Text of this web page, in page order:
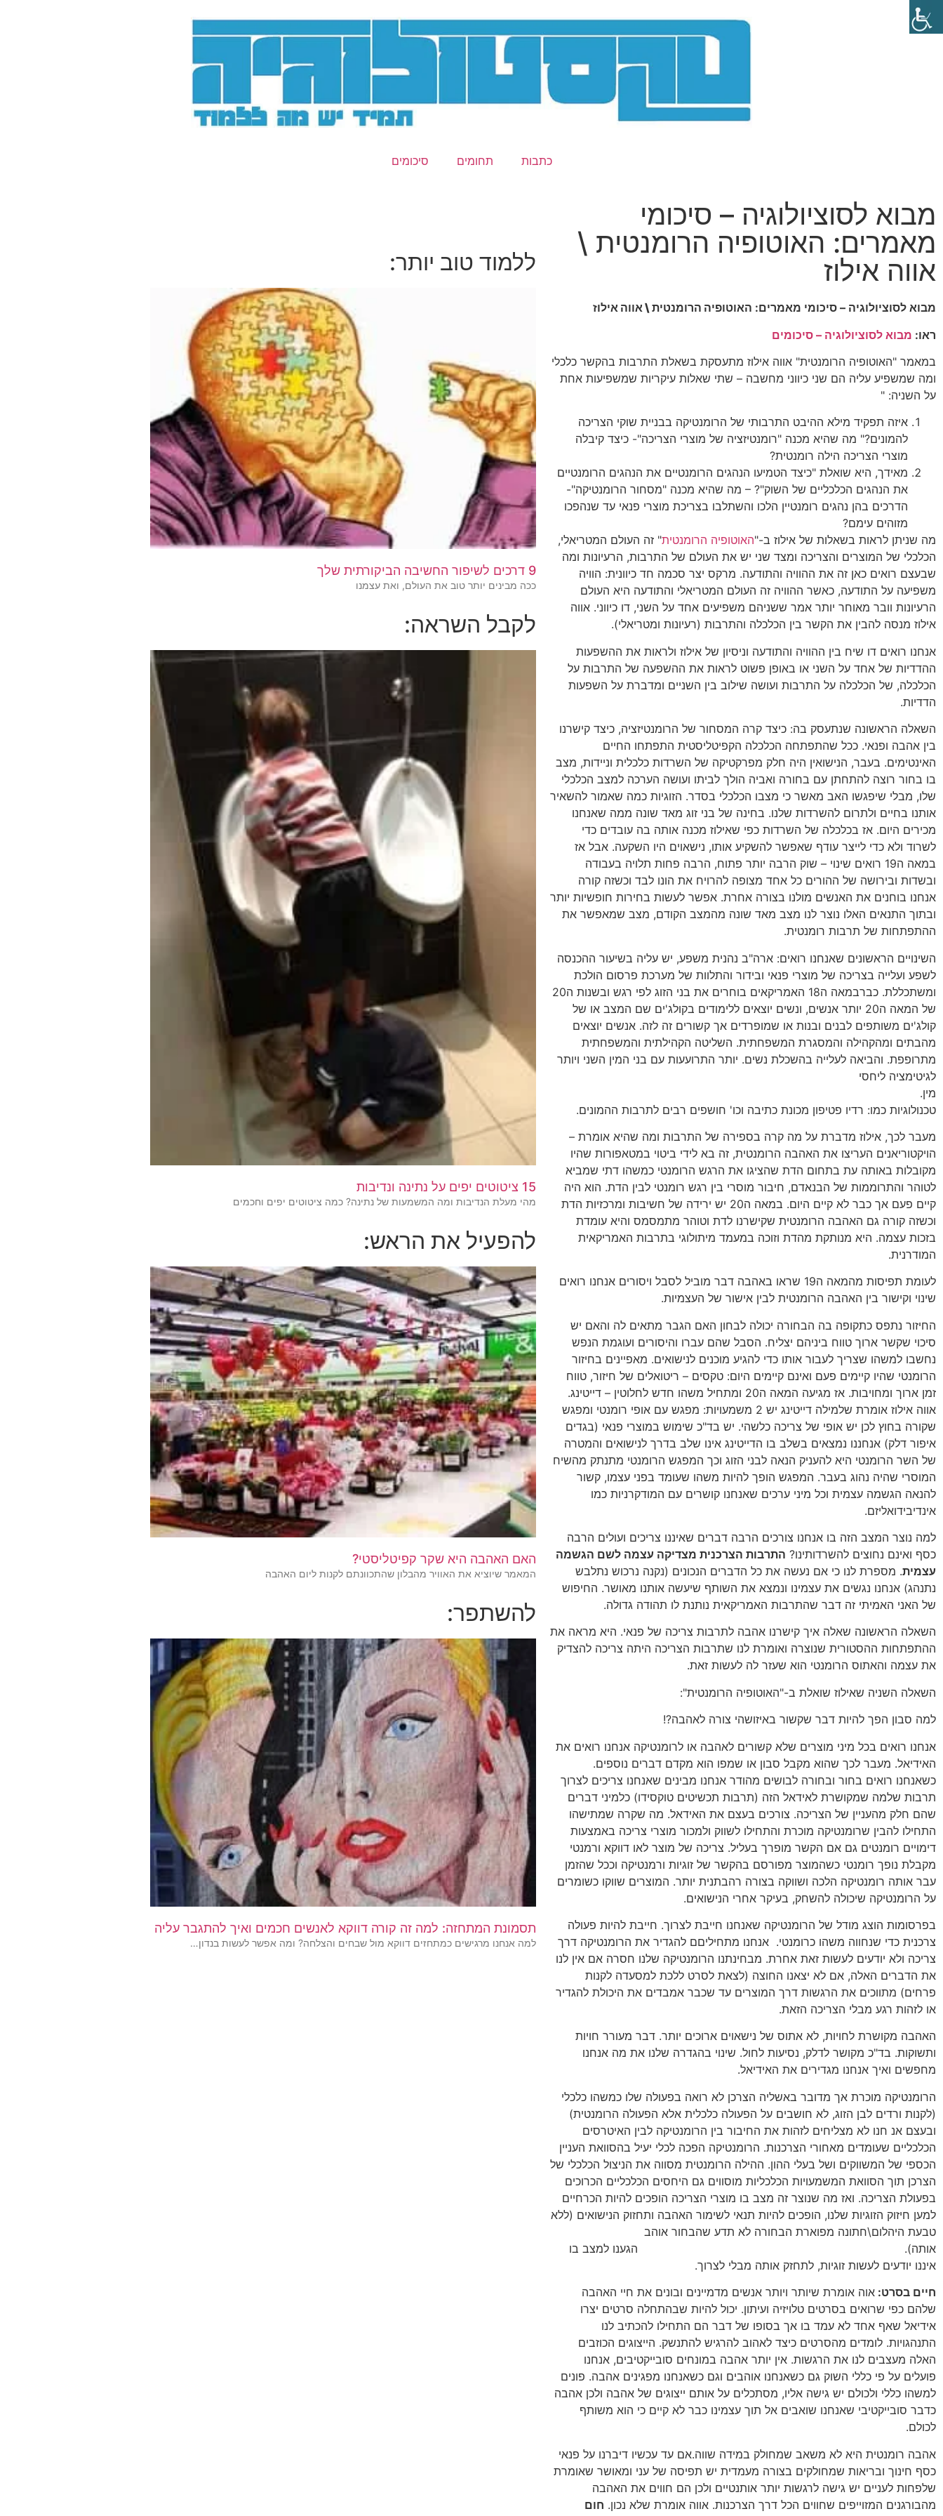
כתבות תחומים סיכומים
מבוא לסוציולוגיה – סיכומי
מאמרים: האוטופיה הרומנטית \
אווה אילוז
מבוא לסוציולוגיה – סיכומי מאמרים: האוטופיה הרומנטית \ אווה אילוז
ראו: מבוא לסוציולוגיה – סיכומים
במאמר "האוטופיה הרומנטית" אווה אילוז מתעסקת בשאלת התרבות בהקשר כלכלי
ומה שמשפיע עליה הם שני כיווני מחשבה – שתי שאלות עיקריות שמשפיעות אחת
על השניה: "
איזה תפקיד מילא ההיבט התרבותי של הרומנטיקה בבניית שוקי הצריכה
להמונים?" מה שהיא מכנה "רומנטיזציה של מוצרי הצריכה"- כיצד קיבלה
מוצרי הצריכה הילה רומנטית?
מאידך, היא שואלת "כיצד הטמיעו הנהגים הרומנטיים את הנהגים הרומנטיים
את הנהגים הכלכליים של השוק"? – מה שהיא מכנה "מסחור הרומנטיקה"-
הדרכים בהן נהגים רומנטיין הלכו והשתלבו בצריכת מוצרי פנאי עד שנהפכו
מזוהים עימם?
מה שניתן לראות בשאלות של אילוז ב-"האוטופיה הרומנטית" זה העולם המטריאלי,
הכלכלי של המוצרים והצריכה ומצד שני יש את העולם של התרבות, הרעיונות ומה
שבעצם רואים כאן זה את ההוויה והתודעה. מרקס יצר סכמה חד כיוונית: הוויה
משפיעה על התודעה, כאשר ההוויה זה העולם המטריאלי והתודעה היא העולם
הרעיונות וובר מאוחר יותר אמר ששניהם משפיעים אחד על השני, דו כיווני. אווה
אילוז מנסה להבין את הקשר בין הכלכלה והתרבות (רעיונות ומטריאלי).
אנחנו רואים דו שיח בין ההוויה והתודעה וניסיון של אילוז ולראות את ההשפעות
ההדדיות של אחד על השני או באופן פשוט לראות את ההשפעה של התרבות על
הכלכלה, של הכלכלה על התרבות ועושה שילוב בין השניים ומדברת על השפעות
הדדיות.
השאלה הראשונה שנתעסק בה: כיצד קרה המסחור של הרומנטיזציה, כיצד קישרנו
בין אהבה ופנאי. ככל שהתפתחה הכלכלה הקפיטליסטית התפתחו החיים
האינטימים. בעבר, הנישואין היה חלק מפרקטיקה של השרדות כלכלית וניידות, מצב
בו בחור רוצה להתחתן עם בחורה ואביה הולך לביתו ועושה הערכה למצב הכלכלי
שלו, מבלי שיפגשו האב מאשר כי מצבו הכלכלי בסדר. הזוגיות כמה שאמור להשאיר
אותנו בחיים ולתרום להשרדות שלנו. בחינה של בני זוג מאד שונה ממה שאנחנו
מכירים היום. אז בכלכלה של השרדות כפי שאילוז מכנה אותה בה עובדים כדי
לשרוד ולא כדי לייצר עודף שאפשר להשקיע אותו, נישאוים היו השקעה. אבל אז
במאה ה19 רואים שינוי – שוק הרבה יותר פתוח, הרבה פחות תלויה בעבודה
ובשדות ובירושה של ההורים כל אחד מצופה להרויח את הונו לבד וכשזה קורה
אנחנו בוחנים את האנשים מולנו בצורה אחרת. אפשר לעשות בחירות חופשיות יותר
ובתוך התנאים האלו נוצר לנו מצב מאד שונה מהמצב הקודם, מצב שמאפשר את
ההתפתחות של תרבות רומנטית.
השינויים הראשונים שאנחנו רואים: ארה"ב נהנית משפע, יש עליה בשיעור ההכנסה
לשפע ועלייה בצריכה של מוצרי פנאי ובידור והתלוות של מערכת פרסום הולכת
ומשתכללת. כברבמאה ה18 האמריקאים בוחרים את בני הזוג לפי רגש ובשנות ה20
של המאה ה20 יותר אנשים, ונשים יוצאים ללימודים בקולג'ים שם המצב או של
קולג'ים משותפים לבנים ובנות או שמופרדים אך קשורים זה לזה. אנשים יוצאים
מהבתים ומהקהילה והמסגרת המשפחתית. השליטה הקהילתית והמשפחתית
מתרופפת. והביאה לעלייה בהשכלת נשים. יותר התרועעות עם בני המין השני ויותר
לגיטימציה ליחסי
מין.
טכנולוגיות כמו: רדיו פטיפון מכונת כתיבה וכו' חושפים רבים לתרבות ההמונים.
מעבר לכך, אילוז מדברת על מה קרה בספירה של התרבות ומה שהיא אומרת –
הויקטוריאנים העריצו את האהבה הרומנטית, זה בא לידי ביטוי במטאפורות שהיו
מקובלות באותה עת בתחום הדת שהציגו את הרגש הרומנטי כמשהו דתי שמביא
לטוהר והתרוממות של הבנאדם, חיבור מוסרי בין רגש רומנטי לבין הדת. הוא היה
קיים פעם אך כבר לא קיים היום. במאה ה20 יש ירידה של חשיבות ומרכזיות הדת
וכשזה קורה גם האהבה הרומנטית שקישרנו לדת וטוהר מתמסמס והיא עומדת
בזכות עצמה. היא מנותקת מהדת וזוכה במעמד מיתולוגי בתרבות האמריקאית
המודרנית.
לעומת תפיסות מהמאה ה19 שראו באהבה דבר מוביל לסבל ויסורים אנחנו רואים
שינוי וקישור בין האהבה הרומנטית לבין אישור של העצמיות.
החיזור נתפס כתקופה בה הבחורה יכולה לבחון האם הגבר מתאים לה והאם יש
סיכוי שקשר ארוך טווח ביניהם יצליח. הסבל שהם עברו והיסורים ועוגמת הנפש
נחשבו למשהו שצריך לעבור אותו כדי להגיע מוכנים לנישואים. מאפיינים בחיזור
הרומנטי שהיו קיימים פעם ואינם קיימים היום: טקסים – ריטואלים של חיזור, טווח
זמן ארוך ומחויבות. אז מגיעה המאה ה20 ומתחיל משהו חדש לחלוטין – דייטינג.
אווה אילוז אומרת שלמילה דייטינג יש 2 משמעויות: מפגש עם אופי רומנטי ומפגש
שקורה בחוץ לכן יש אופי של צריכה כלשהי. יש בד"כ שימוש במוצרי פנאי (בגדים
איפור דלק) אנחננו נמצאים בשלב בו הדייטינג אינו שלב בדרך לנישואים והמטרה
של השר הרומנטי היא להעניק הנאה לבני הזוג וכך המפגש הרומנטי מתנתק מהשיח
המוסרי שהיה נהוג בעבר. המפגש הופך להיות משהו שעומד בפני עצמו, קשור
להנאה הגשמה עצמית וכל מיני ערכים שאנחנו קושרים עם המודקרניות כמו
אינדיבידואליזם.
למה נוצר המצב הזה בו אנחנו צורכים הרבה דברים שאיננו צריכים ועולים הרבה
כסף ואינם נחוצים להשרדותינו? התרבות הצרכנית מצדיקה עצמה לשם הגשמה
עצמית. מספרת לנו כי אם נעשה את כל הדברים הנכונים (נקנה נרכוש נתלבש
נתנהג) אנחנו נגשים את עצמינו ונמצא את השותף שיעשה אותנו מאושר. החיפוש
של האני האמיתי זה דבר שהתרבות האמריקאית נותנת לו תהודה גדולה.
השאלה הראשונה שאלה איך קישרנו אהבה לתרבות צריכה של פנאי. היא מראה את
ההתפתחות ההסטורית שנוצרה ואומרת לנו שתרבות הצריכה היתה צריכה להצדיק
את עצמה והאתוס הרומנטי הוא שעזר לה לעשות זאת.
השאלה השניה שאילוז שואלת ב-"האוטופיה הרומנטית":
למה סבון הפך להיות דבר שקשור באיזושהי צורה לאהבה?!
אנחנו רואים בכל מיני מוצרים שלא קשורים לאהבה או לרומנטיקה אנחנו רואים את
האידיאל. מעבר לכך שהוא מקבל סבון או שמפו הוא מקדם דברים נוספים.
כשאנחנו רואים בחור ובחורה לבושים מהודר אנחנו מבינים שאנחנו צריכים לצרוך
תרבות שלמה שמקושרת לאידאל הזה (תרבות תכשיטים טוקסידו) כלמיני דברים
שהם חלק מהעניין של הצריכה. צורכים בעצם את האידאל. מה שקרה שמתישהו
התחילו להבין שרומנטיקה מוכרת והתחילו לשווק ולמכור מוצרי צריכה באמצעות
דימויים רומנטים גם אם הקשר מופרך בעליל. צריכה של מוצר לאו דווקא ורמנטי
מקבלת נופך רומנטי כשהמוצר מפורסם בהקשר של זוגיות ורמנטיקה וככל שהזמן
עבר אותה רומנטיקה הלכה ושווקה בצורה רהבתנית יותר. המוצרים שווקו כשומרים
על הרומנטיקה שיכולה להשחק, בעיקר אחרי הנישואים.
בפרסומות הוצג מודל של הרומנטיקה שאנחנו חייבת לצרוך. חייבת להיות פעולה
צרכנית כדי שנחווה משהו כרומנטי. אנחנו מתחיליםם להגדיר את הרומנטיקה דרך
צריכה ולא יודעים לעשות זאת אחרת. מבחינתנו הרומנטיקה שלנו חסרה אם אין לנו
את הדברים האלה, אם לא יצאנו החוצה (לצאת לסרט ללכת למסעדה לקנות
פרחים) מתווכים את הרגשות דרך המוצרים עד שכבר אמבדים את היכולת להגדיר
או לזהות רגע מבלי הצריכה הזאת.
האהבה מקושרת לחויות, לא אתוס של נישאוים ארוכים יותר. דבר מעורר חויות
ותשוקות. בד"כ מקושר לדלק, נסיעות לחול. שינוי בהגדרה שלנו את מה אנחנו
מחפשים ואיך אנחנו מגדירים את האידיאל.
הרומנטיקה מוכרת אך מדובר באשליה הצרכן לא רואה בפעולה שלו כמשהו כלכלי
(לקנות ורדים לבן הזוג, לא חושבים על הפעולה כלכלית אלא הפעולה הרומנטית)
ובעצם אנ חנו לא מצליחים לזהות את החיבור בין הרומנטיקה לבין האיטרסים
הכלכליים שעומדים מאחורי הצרכנות. הרומנטיקה הפכה לכלי יעיל בהסוואת העניין
הכספי של המשווקים ושל בעלי ההון. ההילה הרומנטית מסווה את הניצול הכלכלי של
הצרכן תוך הסוואת המשמעויות הכלכליות מוסווים גם היחסים הכלכליים הכרוכים
בפעולת הצריכה. ואז מה שנוצר זה מצב בו מוצרי הצריכה הופכים להיות הכרחיים
למען חיזוק הזוגיות שלנו, הופכים להיות תנאי לשימור האהבה ותחזוק הנישואים (ללא
טבעת היהלום\חתונה מפוארת הבחורה לא תדע שהבחור אוהב
אותה). הגענו למצב בו
איננו יודעים לעשות זוגיות, לתחזק אותה מבלי לצרוך.
חיים בסרט: אוה אומרת שיותר ויותר אנשים מדמיינים ובונים את חיי האהבה
שלהם כפי שרואים בסרטים טלויזיה ועיתון. יכול להיות שבהתחלה סרטים יצרו
אידיאל שאף אחד לא עמד בו אך בסופו של דבר הם התחילו להכתיב לנו
התנהגויות. לומדים מהסרטים כיצד לאהוב להרגיש להתנשק. הייצוגים הכוזבים
האלה מעצבים לנו את הרגשות. אין יותר אהבה במונחים סובייקטיבים, אנחנו
פועלים על פי כללי השוק גם כשאנחנו אוהבים וגם כשאנחנו מפגינים אהבה. פונים
למשהו כללי ולכולם יש גישה אליו, מסתכלים על אותם ייצוגים של אהבה ולכן אהבה
כדבר סובייקטיבי שאנחנו שואבים אל תוך עצמינו כבר לא קיים כי הוא משותף
לכולם.
אהבה רומנטית היא לא משאב שמחולק במידה שווה.אם עד עכשיו דיברנו על פנאי
כסף חינוך ובריאות שמחולקים בצורה מעמדית יש תפיסה של עני ומאושר שאומרת
שלפחות לעניים יש גישה לרגשות יותר אותנטיים ולכן הם חווים את האהבה
מהבורגנים המזוייפים שחווים הכל דרך הצרכנות. אווה אומרת שלא נכון. חום
ללמוד טוב יותר:
9 דרכים לשיפור החשיבה הביקורתית שלך
ככה מבינים יותר טוב את העולם, ואת עצמנו
לקבל השראה:
15 ציטוטים יפים על נתינה ונדיבות
מהי מעלת הנדיבות ומה המשמעות של נתינה? כמה ציטוטים יפים וחכמים
להפעיל את הראש:
האם האהבה היא שקר קפיטליסטי?
המאמר שיוציא את האוויר מהבלון שהתכוונתם לקנות ליום האהבה
להשתפר:
תסמונת המתחזה: למה זה קורה דווקא לאנשים חכמים ואיך להתגבר עליה
למה אנחנו מרגישים כמתחזים דווקא מול שבחים והצלחה? ומה אפשר לעשות בנדון…